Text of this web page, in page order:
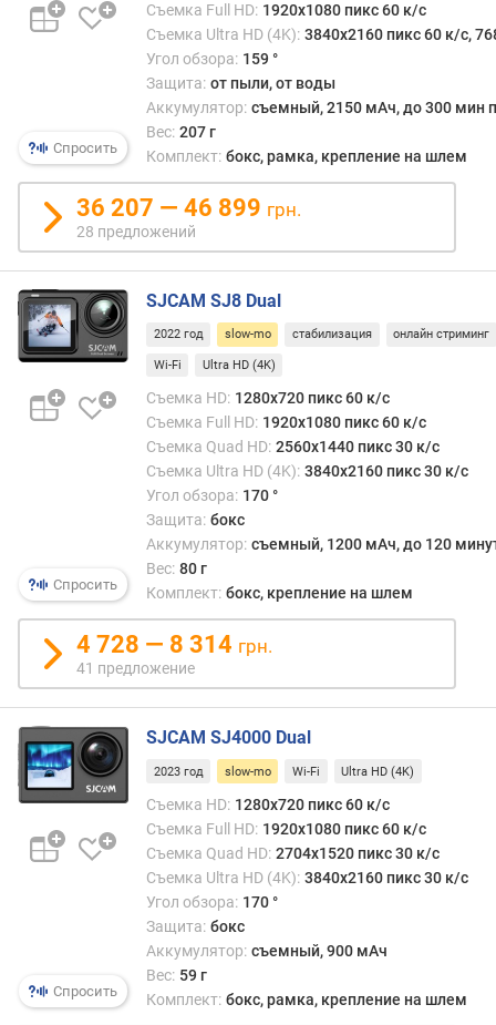
м
к
r
a
H
D
(
4
K
)
с
ъ
е
4
K
з
а
м
е
д
л
е
н
н
м
к
Спросить
Съемка Full HD: 1920x1080 пикс 60 к/с
Съемка Ultra HD (4K): 3840x2160 пикс 60 к/с,
Угол обзора: 159 °
Защита: от пыли, от воды
Аккумулятор: съемный, 2150 мАч, до 300 мин
Вес: 207 г
Комплект: бокс, рамка, крепление на шлем
36 207 — 46 899 грн.
28 предложений
Спросить
SJCAM SJ8 Dual
2022 год slow-mo стабилизация онлайн стриминг
Wi-Fi Ultra HD (4K)
Съемка HD: 1280x720 пикс 60 к/с
Съемка Full HD: 1920x1080 пикс 60 к/с
Съемка Quad HD: 2560x1440 пикс 30 к/с
Съемка Ultra HD (4K): 3840x2160 пикс 30 к/с
Угол обзора: 170 °
Защита: бокс
Аккумулятор: съемный, 1200 мАч, до 120
Вес: 80 г
Комплект: бокс, крепление на шлем
4 728 — 8 314 грн.
41 предложение
Спросить
SJCAM SJ4000 Dual
2023 год slow-mo Wi-Fi Ultra HD (4K)
Съемка HD: 1280x720 пикс 60 к/с
Съемка Full HD: 1920x1080 пикс 60 к/с
Съемка Quad HD: 2704x1520 пикс 30 к/с
Съемка Ultra HD (4K): 3840x2160 пикс 30 к/с
Угол обзора: 170 °
Защита: бокс
Аккумулятор: съемный, 900 мАч
Вес: 59 г
Комплект: бокс, рамка, крепление на шлем